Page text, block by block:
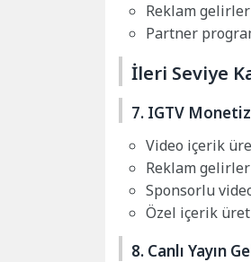
Reklam
Partner
İleri Seviye
7. IGTV
Video içerik
Reklam
Sponsorlu
Özel içerik
8. Canlı Yayın